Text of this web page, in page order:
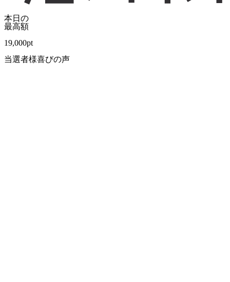
本日の
最高額
19,000pt
当選者様喜びの声